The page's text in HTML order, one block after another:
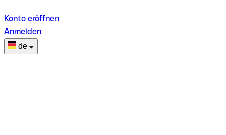
Konto eröffnen
Anmelden
de